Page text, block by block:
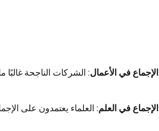
الإجماع في الأعمال: الشركات الناجحة غالبًا
الإجماع في العلم: العلماء يعتمدون على